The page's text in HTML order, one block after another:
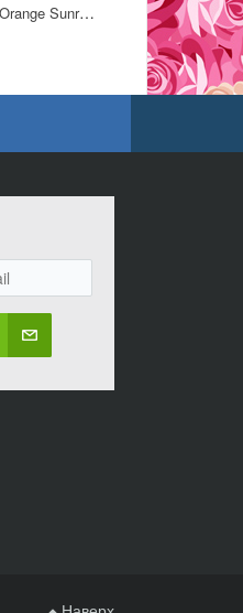
Барбарис Тунберга (сорт 'Orange Sunrise' ®)